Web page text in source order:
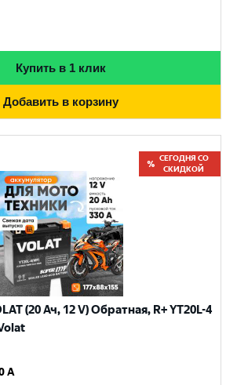
Купить в 1 клик
Добавить в корзину
СЕГОДНЯ СО
СКИДКОЙ
(20 Ач, 12 V) Обратная, R+ YT20L-4
A